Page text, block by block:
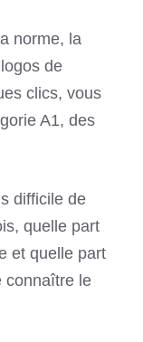
norme, la
de
clics, vous
A1, des
difficile de
quelle part
et quelle part
connaître le